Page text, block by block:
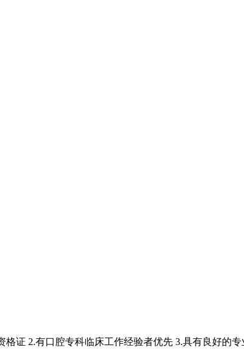
格证 2.有口腔专科临床工作经验者优先 3.具有良好的